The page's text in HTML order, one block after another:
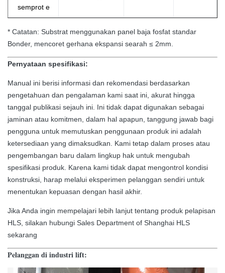
semprot e
* Catatan: Substrat menggunakan panel baja fosfat standar
Bonder, mencoret gerhana ekspansi searah ≤ 2mm.
Pernyataan spesifikasi:
Manual ini berisi informasi dan rekomendasi berdasarkan
pengetahuan dan pengalaman kami saat ini, akurat hingga
tanggal publikasi sejauh ini. Ini tidak dapat digunakan sebagai
jaminan atau komitmen, dalam hal apapun, tanggung jawab bagi
pengguna untuk memutuskan penggunaan produk ini adalah
ketersediaan yang dimaksudkan.
Kami tetap dalam proses atau
pengembangan baru dalam lingkup hak untuk mengubah
spesifikasi produk. Karena kami tidak dapat mengontrol kondisi
konstruksi, harap melalui eksperimen pelanggan sendiri untuk
menentukan kepuasan dengan hasil akhir.
Jika Anda ingin mempelajari lebih lanjut tentang produk pelapisan
HLS, silakan hubungi Sales Department of Shanghai HLS
sekarang
Pelanggan di industri lift: